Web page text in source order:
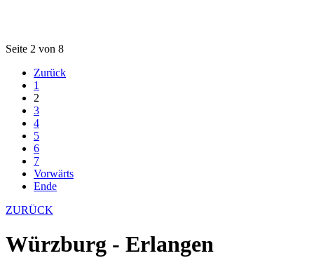
Seite 2 von 8
Zurück
1
2
3
4
5
6
7
Vorwärts
Ende
ZURÜCK
Würzburg - Erlangen